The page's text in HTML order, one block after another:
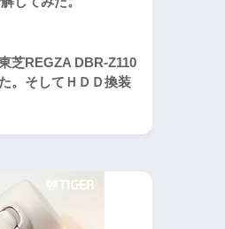
芝REGZA DBR-Z110
。そしてＨＤＤ換装